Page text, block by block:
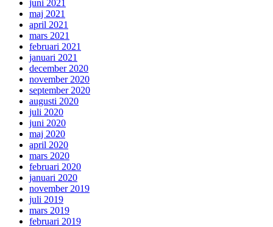
juni 2021
maj 2021
april 2021
mars 2021
februari 2021
januari 2021
december 2020
november 2020
september 2020
augusti 2020
juli 2020
juni 2020
maj 2020
april 2020
mars 2020
februari 2020
januari 2020
november 2019
juli 2019
mars 2019
februari 2019